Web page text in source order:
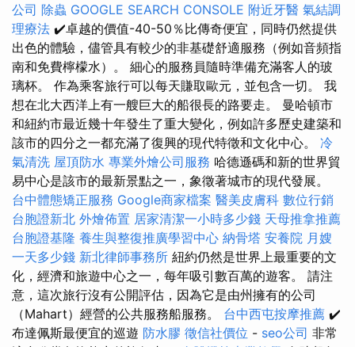
公司 除蟲 GOOGLE SEARCH CONSOLE 附近牙醫 氣結調
理療法 ✔️卓越的價值-40-50％比傳奇便宜，同時仍然提供
出色的體驗，儘管具有較少的非基礎舒適服務（例如音頻指
南和免費檸檬水）。 細心的服務員隨時準備充滿客人的玻
璃杯。 作為乘客旅行可以每天賺取歐元，並包含一切。 我
想在北大西洋上有一艘巨大的船很長的路要走。 曼哈頓市
和紐約市最近幾十年發生了重大變化，例如許多歷史建築和
該市的四分之一都充滿了復興的現代特徵和文化中心。 冷
氣清洗 屋頂防水 專業外燴公司服務 哈德遜碼和新的世界貿
易中心是該市的最新景點之一，象徵著城市的現代發展。
台中體態矯正服務 Google商家檔案 醫美皮膚科 數位行銷
台胞證新北 外燴佈置 居家清潔一小時多少錢 天母推拿推薦
台胞證基隆 養生與整復推廣學習中心 納骨塔 安養院 月嫂
一天多少錢 新北律師事務所 紐約仍然是世界上最重要的文
化，經濟和旅遊中心之一，每年吸引數百萬的遊客。 請注
意，這次旅行沒有公開評估，因為它是由州擁有的公司
（Mahart）經營的公共服務船服務。 台中西屯按摩推薦 ✔️
布達佩斯最便宜的巡遊 防水膠 徵信社價位 - seo公司 非常